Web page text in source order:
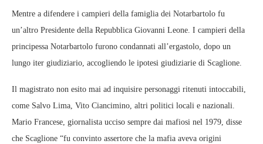
Mentre a difendere i campieri della famiglia dei Notarbartolo fu
un’altro Presidente della Repubblica Giovanni Leone. I campieri della
principessa Notarbartolo furono condannati all’ergastolo, dopo un
lungo iter giudiziario, accogliendo le ipotesi giudiziarie di Scaglione.
Il magistrato non esito mai ad inquisire personaggi ritenuti intoccabili,
come Salvo Lima, Vito Ciancimino, altri politici locali e nazionali.
Mario Francese, giornalista ucciso sempre dai mafiosi nel 1979, disse
che Scaglione “fu convinto assertore che la mafia aveva origini